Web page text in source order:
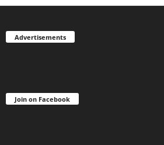
Advertisements
Join on Facebook